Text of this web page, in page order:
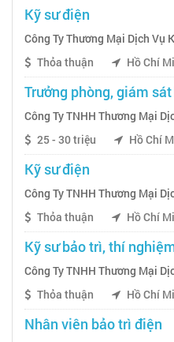
Kỹ sư điện
Công Ty Thương Mại Dịch Vụ
Thỏa thuận
Hồ Chí
Trưởng phòng, giám
Công Ty TNHH Thương Mại
25 - 30 triệu
Hồ Chí
Kỹ sư điện
Công Ty TNHH Thương Mại
Thỏa thuận
Hồ Chí
Kỹ sư bảo trì, thí
Công Ty TNHH Thương Mại
Thỏa thuận
Hồ Chí
Nhân viên bảo trì điện